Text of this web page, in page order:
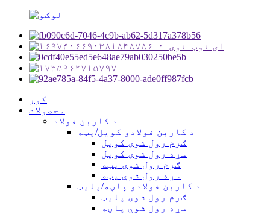
کور
محصولات
د کاربن فولاد
د کاربن فولادو کویل/پټه
ګرم رول شوی کویل
سړه رول شوی کویل
ګرم رول شوی پټه
سړه رول شوې پټه
د کاربن فولادو پاڼه/پلیټ
ګرم رول شوی پلیټ
سړه رول شوې پاڼه